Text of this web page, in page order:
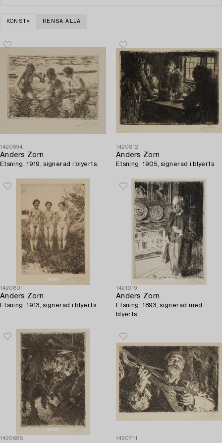
KONST RENSA ALLA
1420694
Anders Zorn
Etsning, 1919, signerad i blyerts.
1420812
Anders Zorn
Etsning, 1905, signerad i blyerts.
1420801
Anders Zorn
Etsning, 1913, signerad i blyerts.
1421019
Anders Zorn
Etsning, 1893, signerad med
blyerts.
1420688 1420711